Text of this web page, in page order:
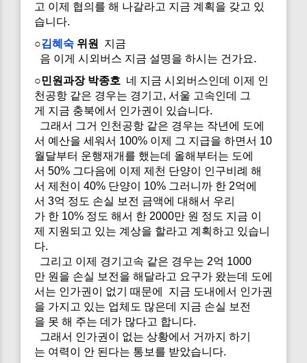
고 이제 협의를 해 나갈라고 지금 계획을 갖고 있
습니다.
○김혜숙 위원
지금
음 이게 시외버스 지금 설명을 하시는 건가요.
○민원과장 박종호 네 지금 시외버스인데 이제 인
천공항 같은 경우는 경기고, 서울 고속인데 그
게 지금 충북에서 인가권이 있습니다.
그래서 그거 인천공항 같은 경우는 작년에 도에
서 예산을 세워서 100% 이제 그 지급을 하면서 10
월달부터 운행재개를 했는데 올해부터는 도에
서 50% 그다음에 이제 제천 단양이 인구비례 해
서 제천이 40% 단양이 10% 그러니까 한 2억에
서 3억 정도 손실 보전 금액에 대해서 우리
가 한 10% 정도 해서 한 2000만 원 정도 지금 이
제 지원되고 있는 계상을 할라고 계획하고 있습니
다.
그리고 이제 경기고속 같은 경우는 2억 1000
만 원을 손실 보전을 해달라고 요구가 왔는데 도에
서는 인가권이 없기 때문에 지금 도내에서 인가권
을 가지고 있는 업체도 많은데 지금 손실 보전
을 못 해 주는 데가 많다고 합니다.
그래서 인가권이 없는 상황에서 거까지 하기
는 여력이 안 된다는 통보를 받았습니다.